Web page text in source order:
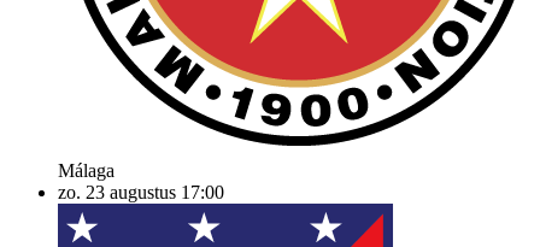
Málaga
zo. 23 augustus 17:00